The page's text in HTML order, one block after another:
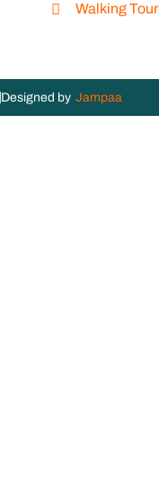
Walking Tour
Designed by Jampaa